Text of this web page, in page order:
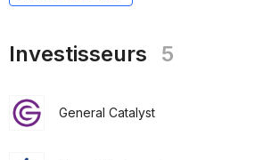
Investisseurs 5
General Catalyst